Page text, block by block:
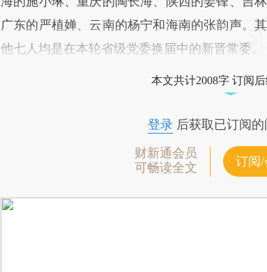
广东的严植婵、云南的杨宁和海南的张韵声。
他七人均是在本轮省级党委换届中的新晋常委。
本文共计2008字 订阅
登录后获取已订阅的
财新通会员
可畅读全文
订阅/